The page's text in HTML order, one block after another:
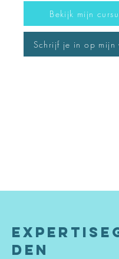
Bekijk mijn
Schrijf je in op mijn
den